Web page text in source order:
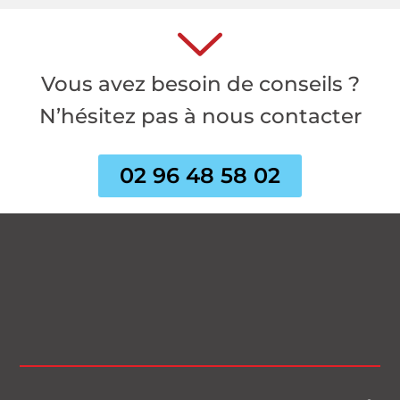
Vous avez besoin de conseils ?
N’hésitez pas à nous contacter
02 96 48 58 02